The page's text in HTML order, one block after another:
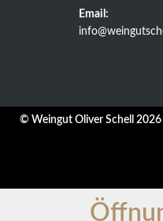
Email:
© Weingut Oliver Schell 2026